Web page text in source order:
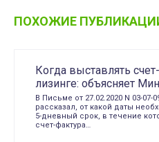
ПОХОЖИЕ
Когда выставлять
лизинге: объясняет
В Письме от 27.02.2020 N 03-
рассказал, от какой даты
5-дневный срок, в течение
счет-фактура…